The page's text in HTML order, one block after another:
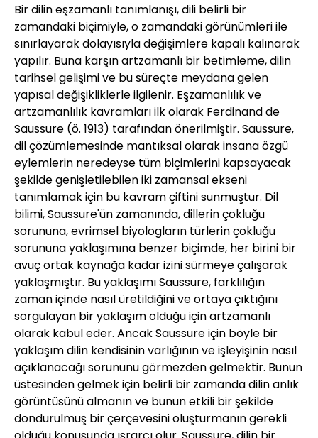
Bir dilin eşzamanlı tanımlanışı, dili belirli bir
zamandaki biçimiyle, o zamandaki görünümleri ile
sınırlayarak dolayısıyla değişimlere kapalı kalınarak
yapılır. Buna karşın artzamanlı bir betimleme, dilin
tarihsel gelişimi ve bu süreçte meydana gelen
yapısal değişikliklerle ilgilenir. Eşzamanlılık ve
artzamanlılık kavramları ilk olarak Ferdinand de
Saussure (ö. 1913) tarafından önerilmiştir. Saussure,
dil çözümlemesinde mantıksal olarak insana özgü
eylemlerin neredeyse tüm biçimlerini kapsayacak
şekilde genişletilebilen iki zamansal ekseni
tanımlamak için bu kavram çiftini sunmuştur. Dil
bilimi, Saussure'ün zamanında, dillerin çokluğu
sorununa, evrimsel biyologların türlerin çokluğu
sorununa yaklaşımına benzer biçimde, her birini bir
avuç ortak kaynağa kadar izini sürmeye çalışarak
yaklaşmıştır. Bu yaklaşımı Saussure, farklılığın
zaman içinde nasıl üretildiğini ve ortaya çıktığını
sorgulayan bir yaklaşım olduğu için artzamanlı
olarak kabul eder. Ancak Saussure için böyle bir
yaklaşım dilin kendisinin varlığının ve işleyişinin nasıl
açıklanacağı sorununu görmezden gelmektir. Bunun
üstesinden gelmek için belirli bir zamanda dilin anlık
görüntüsünü almanın ve bunun etkili bir şekilde
dondurulmuş bir çerçevesini oluşturmanın gerekli